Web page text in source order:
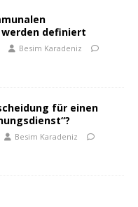
definiert
Besim Karadeniz
für einen
Besim Karadeniz